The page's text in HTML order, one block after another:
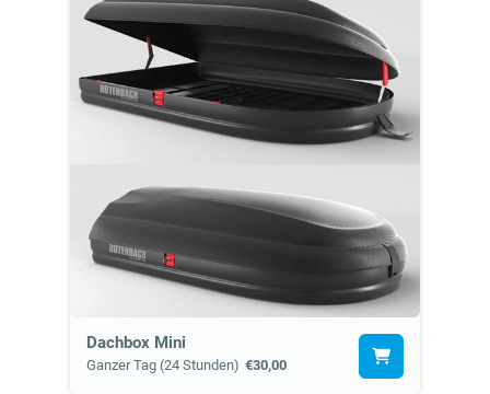
Dachbox Mini
Ganzer Tag (24 Stunden) €30,00